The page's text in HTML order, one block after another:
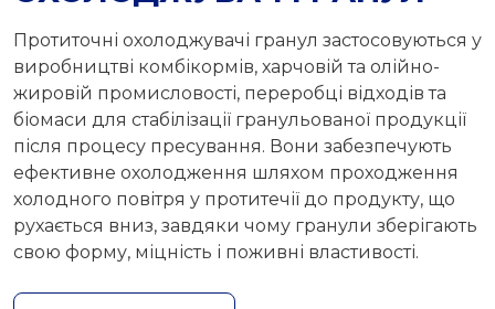
Протиточні охолоджувачі гранул застосовуються у
виробництві комбікормів, харчовій та олійно-
жировій промисловості, переробці відходів та
біомаси для стабілізації гранульованої продукції
після процесу пресування. Вони забезпечують
ефективне охолодження шляхом проходження
холодного повітря у протитечії до продукту, що
рухається вниз, завдяки чому гранули зберігають
свою форму, міцність і поживні властивості.